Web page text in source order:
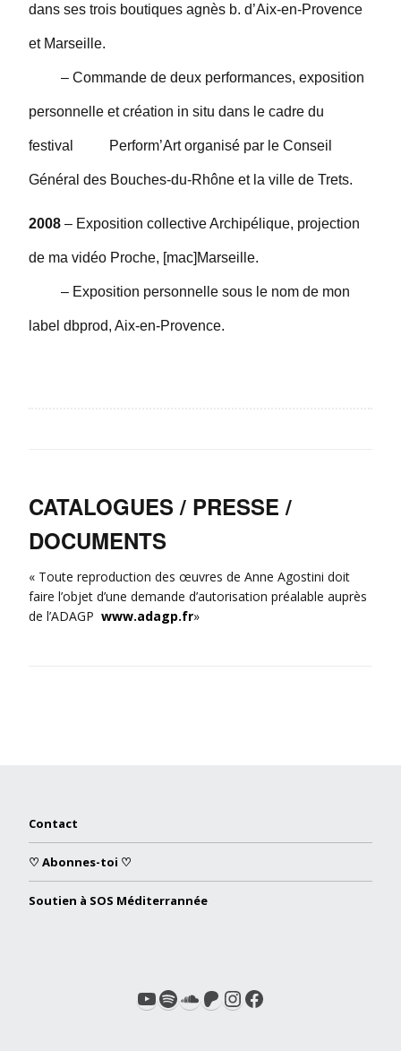
dans ses trois boutiques agnès b. d’Aix-en-Provence
et Marseille.
– Commande de deux performances, exposition
personnelle et création in situ dans le cadre du
festival Perform’Art organisé par le Conseil
Général des Bouches-du-Rhône et la ville de Trets.
2008 – Exposition collective Archipélique, projection
de ma vidéo Proche, [mac]Marseille.
– Exposition personnelle sous le nom de mon
label dbprod, Aix-en-Provence.
CATALOGUES / PRESSE /
DOCUMENTS
« Toute reproduction des œuvres de Anne Agostini doit
faire l’objet d’une demande d’autorisation préalable auprès
de l’ADAGP www.adagp.fr»
Contact
♡ Abonnes-toi ♡
Soutien à SOS Méditerrannée